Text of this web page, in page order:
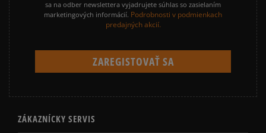
sa na odber newslettera vyjadrujete súhlas so zasielaním
marketingových informácií. Podrobnosti v podmienkach
predajných akcií.
ZÁKAZNÍCKY SERVIS